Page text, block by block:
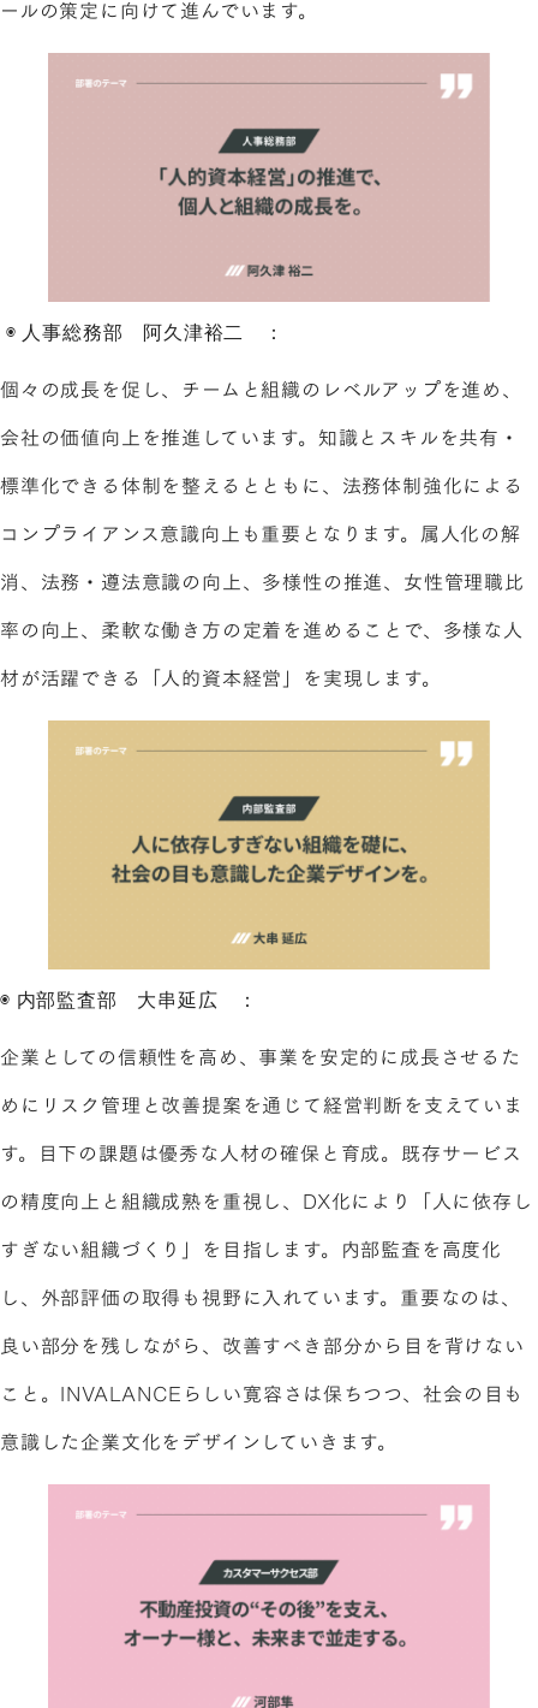
ールの策定に向けて進んでいます。
◉ 人事総務部 阿久津裕二 ：
個々の成長を促し、チームと組織のレベルアップを進め、
会社の価値向上を推進しています。知識とスキルを共有・
標準化できる体制を整えるとともに、法務体制強化による
コンプライアンス意識向上も重要となります。属人化の解
消、法務・遵法意識の向上、多様性の推進、女性管理職比
率の向上、柔軟な働き方の定着を進めることで、多様な人
材が活躍できる「人的資本経営」を実現します。
◉ 内部監査部 大串延広 ：
企業としての信頼性を高め、事業を安定的に成長させるた
めにリスク管理と改善提案を通じて経営判断を支えていま
す。目下の課題は優秀な人材の確保と育成。既存サービス
の精度向上と組織成熟を重視し、DX化により「人に依存し
すぎない組織づくり」を目指します。内部監査を高度化
し、外部評価の取得も視野に入れています。重要なのは、
良い部分を残しながら、改善すべき部分から目を背けない
こと。INVALANCEらしい寛容さは保ちつつ、社会の目も
意識した企業文化をデザインしていきます。